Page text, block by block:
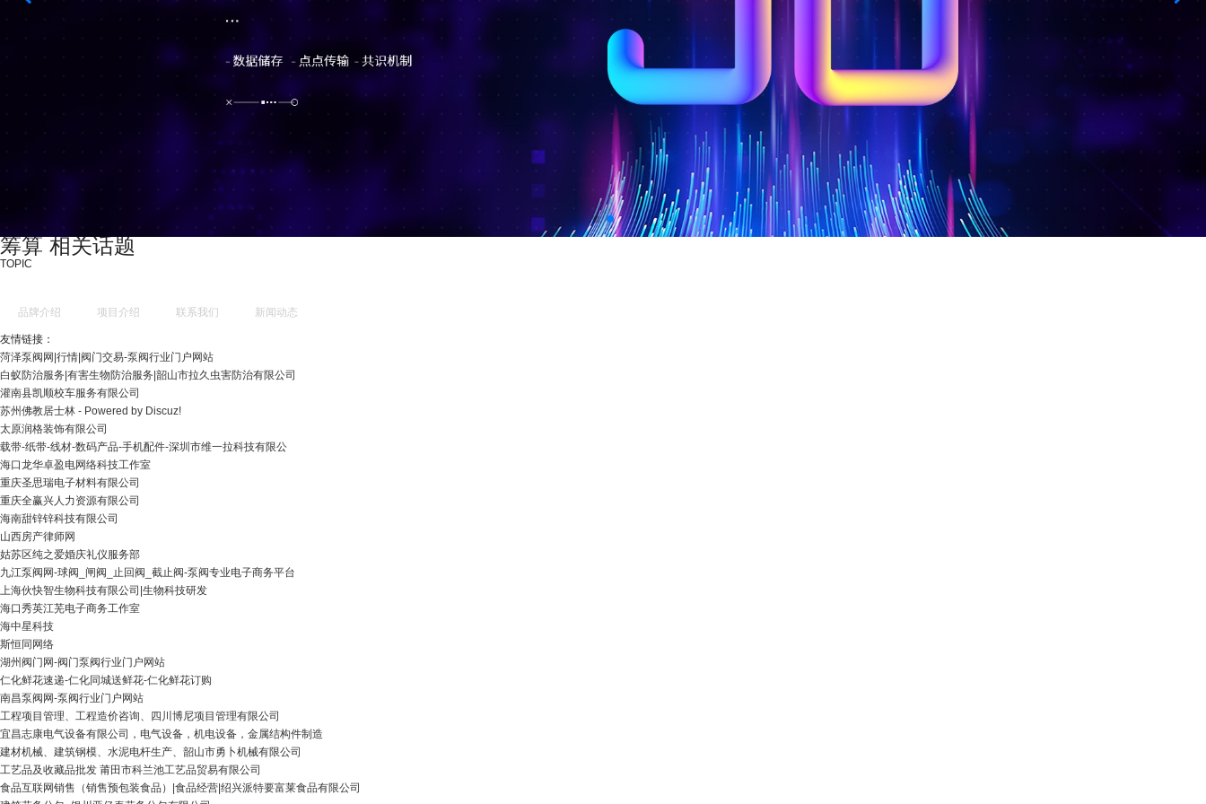
筹算 相关话题
TOPIC
品牌介绍 项目介绍 联系我们 新闻动态
友情链接：
菏泽泵阀网|行情|阀门交易-泵阀行业门户网站
白蚁防治服务|有害生物防治服务|韶山市拉久虫害防治有限公司
灌南县凯顺校车服务有限公司
苏州佛教居士林 - Powered by Discuz!
太原润格装饰有限公司
载带-纸带-线材-数码产品-手机配件-深圳市维一拉科技有限公
海口龙华卓盈电网络科技工作室
重庆圣思瑞电子材料有限公司
重庆全赢兴人力资源有限公司
海南甜锌锌科技有限公司
山西房产律师网
姑苏区纯之爱婚庆礼仪服务部
九江泵阀网-球阀_闸阀_止回阀_截止阀-泵阀专业电子商务平台
上海伙快智生物科技有限公司|生物科技研发
海口秀英江芜电子商务工作室
海中星科技
斯恒同网络
湖州阀门网-阀门泵阀行业门户网站
仁化鲜花速递-仁化同城送鲜花-仁化鲜花订购
南昌泵阀网-泵阀行业门户网站
工程项目管理、工程造价咨询、四川博尼项目管理有限公司
宜昌志康电气设备有限公司，电气设备，机电设备，金属结构件制造
建材机械、建筑钢模、水泥电杆生产、韶山市勇卜机械有限公司
工艺品及收藏品批发 莆田市科兰池工艺品贸易有限公司
食品互联网销售（销售预包装食品）|食品经营|绍兴派特要富莱食品有限公司